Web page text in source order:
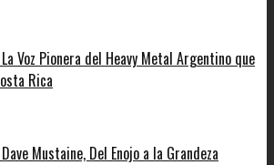
Voz Pionera del Heavy Metal Argentino que
Rica
Mustaine, Del Enojo a la Grandeza